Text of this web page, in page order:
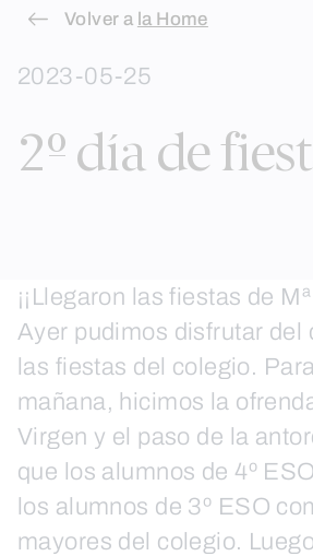
Skip
content
Volver a la Home
2023-05-25
2º día de
¡¡Llegaron las fiestas de
Ayer pudimos disfrutar del
las fiestas del colegio.
mañana, hicimos la
Virgen y el paso de la
que los alumnos de 4º
los alumnos de 3º ESO
mayores del colegio.